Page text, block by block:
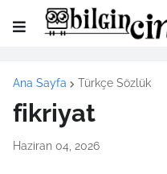
Ana Sayfa Türkçe Sözlük
fikriyat
Haziran 04, 2026